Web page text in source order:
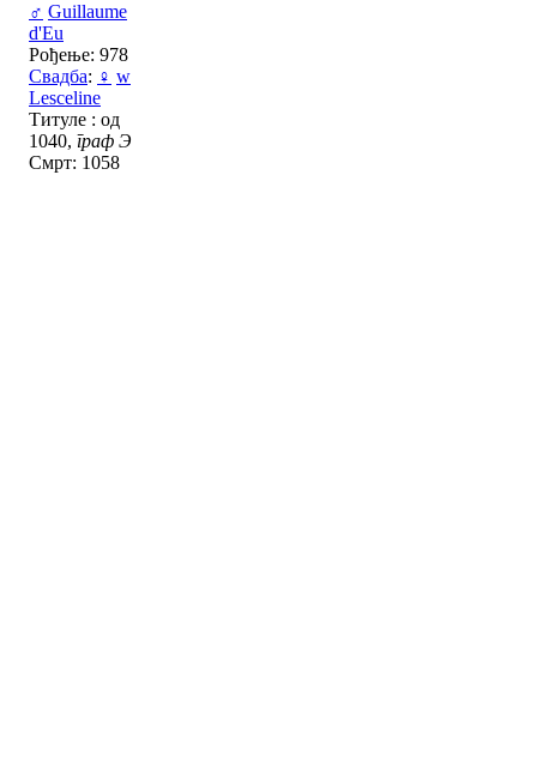
♂ Guillaume
d'Eu
Рођење: 978
Свадба: ♀ w
Lesceline
Титуле : од
1040, граф Э
Смрт: 1058